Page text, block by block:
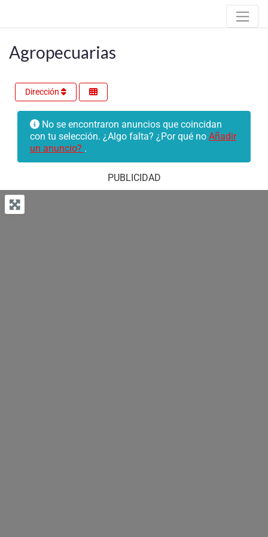
Agropecuarias
Dirección
No se encontraron anuncios que coincidan
con tu selección. ¿Algo falta? ¿Por qué no Añadir
un anuncio? .
PUBLICIDAD